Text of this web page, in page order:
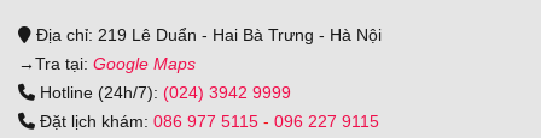
Địa chỉ: 219 Lê Duẩn - Hai Bà Trưng - Hà Nội
→Tra tại: Google Maps
Hotline (24h/7): (024) 3942 9999
Đặt lịch khám: 086 977 5115 - 096 227 9115